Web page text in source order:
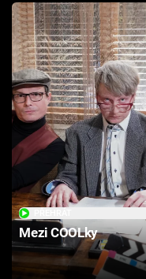
Mezi COOLky